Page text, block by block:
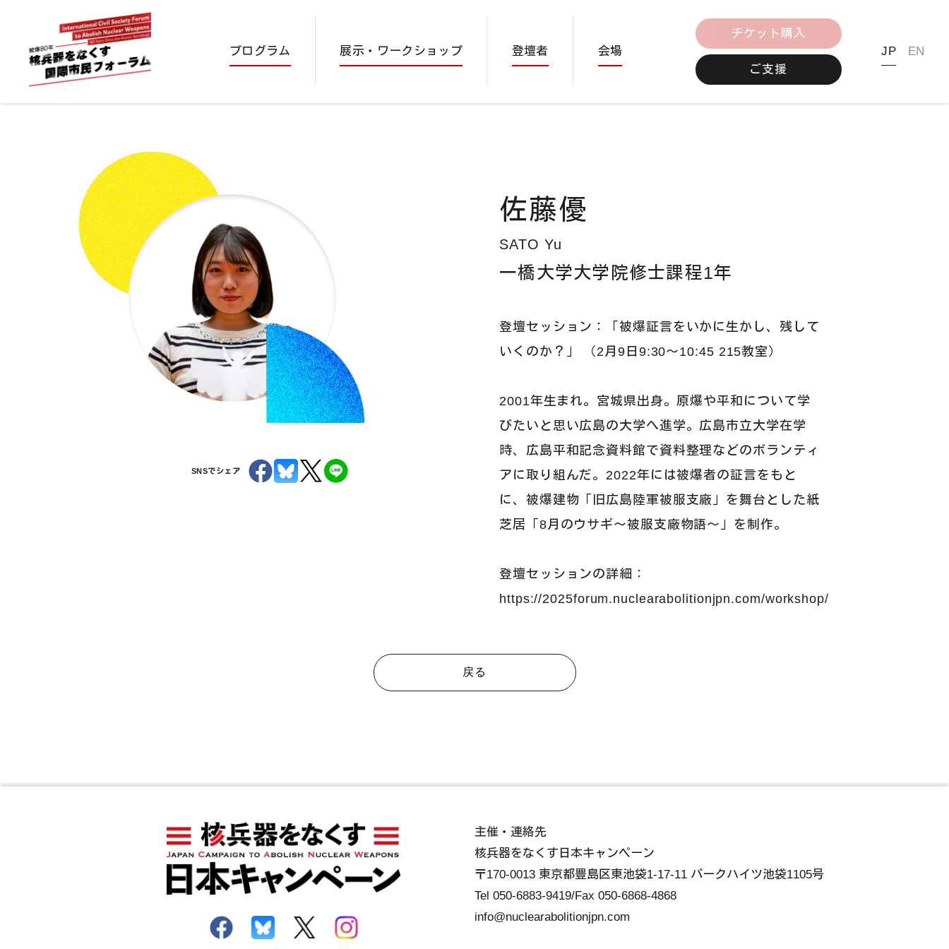
プログラム 展示・ ワークショップ 登壇者 会場
チケット購入
ご支援
JP EN
SNSでシェア
佐藤優
SATO Yu
一橋大学大学院修士課程1年
登壇セッション：「被爆証言をいかに生かし、残して
いくのか？」 （2月9日9:30〜10:45 215教室）
2001年生まれ。宮城県出身。原爆や平和について学
びたいと思い広島の大学へ進学。広島市立大学在学
時、広島平和記念資料館で資料整理などのボランティ
アに取り組んだ。2022年には被爆者の証言をもと
に、被爆建物「旧広島陸軍被服支廠」を舞台とした紙
芝居「8月のウサギ〜被服支廠物語〜」を制作。
登壇セッションの詳細：
https://2025forum.nuclearabolitionjpn.com/workshop/
戻る
主催・連絡先
核兵器をなくす日本キャンペーン
〒170-0013 東京都豊島区東池袋1-17-11 パークハイツ池袋1105号
Tel 050-6883-9419/Fax 050-6868-4868
info@nuclearabolitionjpn.com